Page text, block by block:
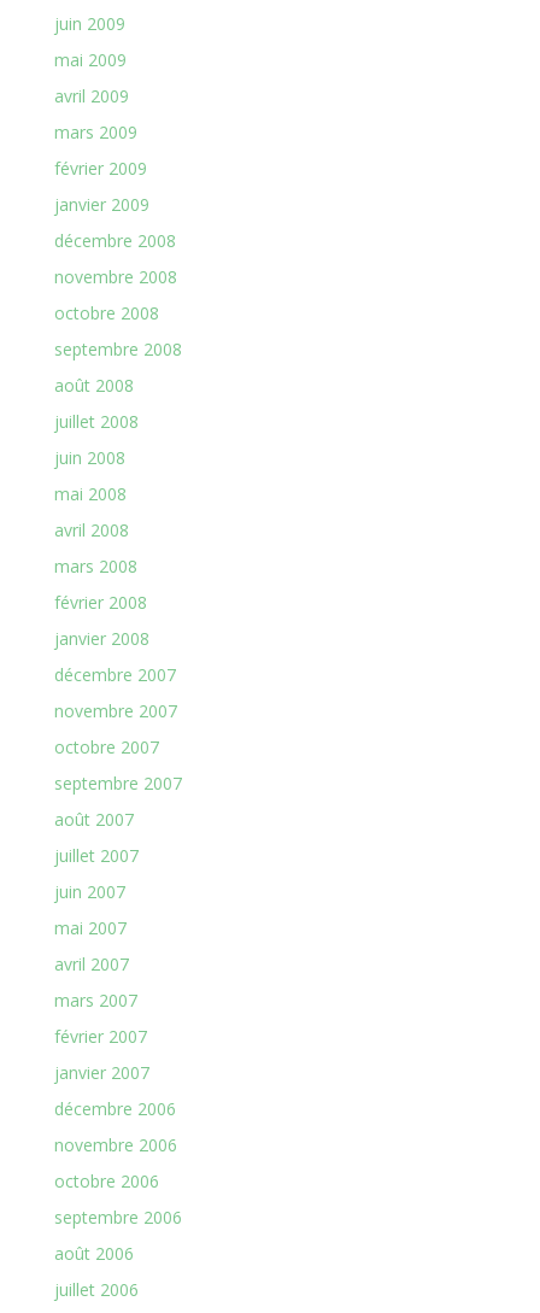
juin 2009
mai 2009
avril 2009
mars 2009
février 2009
janvier 2009
décembre 2008
novembre 2008
octobre 2008
septembre 2008
août 2008
juillet 2008
juin 2008
mai 2008
avril 2008
mars 2008
février 2008
janvier 2008
décembre 2007
novembre 2007
octobre 2007
septembre 2007
août 2007
juillet 2007
juin 2007
mai 2007
avril 2007
mars 2007
février 2007
janvier 2007
décembre 2006
novembre 2006
octobre 2006
septembre 2006
août 2006
juillet 2006